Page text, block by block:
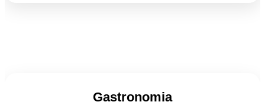
Gastronomia